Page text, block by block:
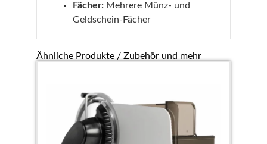
Fächer:Mehrere Münz- und
Geldschein-Fächer
Ähnliche Produkte / Zubehör und mehr